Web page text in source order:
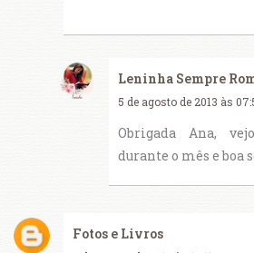
Leninha Sempre
5 de agosto de 2013 às
Obrigada Ana,
durante o mês e boa
Fotos e Livros